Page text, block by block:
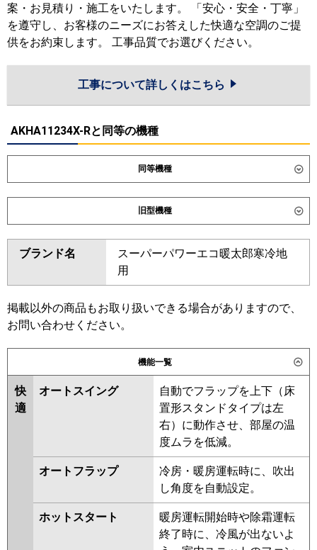
案・お見積り・施工をいたします。 「安心・安全・丁寧」
を遵守し、お客様のニーズにお答えした快適な空調のご提
供をお約束します。 工事品質でお選びください。
工事について詳しくはこちら
AKHA11234X-Rと同等の機種
同等機種
ダイキン SZRA112CN SZRA112C
SDRA112BB
東芝 GKHA11211MUB GKHA11211XU
GKEA11212MUB GKEA11212XU
GKSA11214MUB
三菱電機 PKZ-HRMP112K6 PKZ-
HRMP112KL6
RPK-GP112RHN5
GP112RSH7
三菱重工 FDKV1126H6S
PA-P112K7KCX PA-P112K7KC
PA-P112K7HCX PA-P112K7HC
旧型機種
ダイキン SZRA112BY SZRA112BYN
SZRA112BJ SZRA112BJN
SDRA112B
SZRA112BFN SZRA112BF
SZRA112BC SZRA112BCN
RKSA11244XU RKSA11244MUB
RKEA11241MUB
RKSA11243MUB RKHA11241MU
RKHA11241XU RKEA11241MU
RKEA11241XU RKSA11243MU
RKSA11243XU RKEA11231M
RKEA11231X RKHA11231M
RKHA11231X AKHA11234X
AKHA11234M AKHA11234M-R
RKSA11233M RKSA11233X
AKEA11237M AKEA11237X
ブランド名
スーパーパワーエコ暖太郎寒冷地
用
掲載以外の商品もお取り扱いできる場合がありますので、
お問い合わせください。
機能一覧
快
適
オートスイング
自動でフラップを上下（床
置形スタンドタイプは左
右）に動作させ、部屋の温
度ムラを低減。
オートフラップ
冷房・暖房運転時に、吹出
し角度を自動設定。
ホットスタート
暖房運転開始時や除霜運転
終了時に、冷風が出ないよ